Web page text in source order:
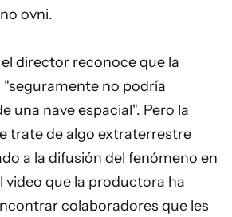
ovni.
director reconoce que la
no podría
una nave espacial". Pero la
trate de algo extraterrestre
a la difusión del fenómeno en
video que la productora ha
colaboradores que les